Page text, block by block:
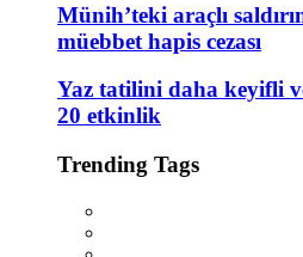
Münih’teki araçlı
müebbet hapis cezası
Yaz tatilini daha keyifli
20 etkinlik
Trending Tags